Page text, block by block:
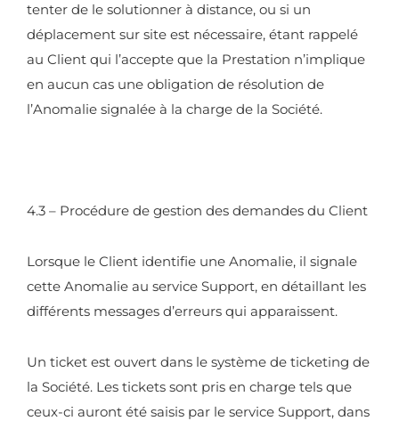
tenter de le solutionner à distance, ou si un
déplacement sur site est nécessaire, étant rappelé
au Client qui l’accepte que la Prestation n’implique
en aucun cas une obligation de résolution de
l’Anomalie signalée à la charge de la Société.
4.3 – Procédure de gestion des demandes du Client
Lorsque le Client identifie une Anomalie, il signale
cette Anomalie au service Support, en détaillant les
différents messages d’erreurs qui apparaissent.
Un ticket est ouvert dans le système de ticketing de
la Société. Les tickets sont pris en charge tels que
ceux-ci auront été saisis par le service Support, dans